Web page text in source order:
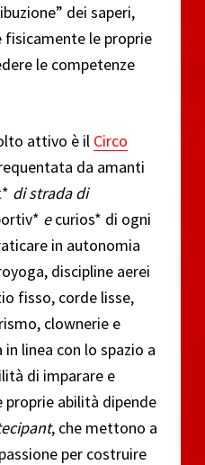
dei saperi,
fisicamente le proprie
le competenze
attivo è il Circo
da amanti
di strada di
ecurios* di ogni
in autonomia
discipline aerei
fisso, corde lisse,
clownerie e
linea con lo spazio a
di imparare e
abilità dipende
, che mettono a
per costruire